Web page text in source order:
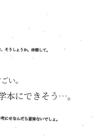
い。
本にできそう…。